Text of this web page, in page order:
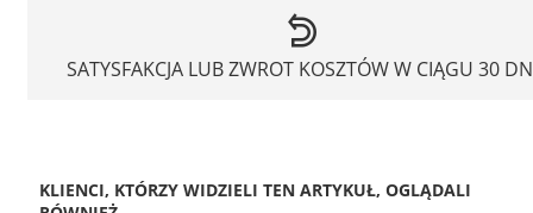
SATYSFAKCJA LUB ZWROT KOSZTÓW W CIĄGU 30
KLIENCI, KTÓRZY WIDZIELI TEN ARTYKUŁ, OGLĄDALI